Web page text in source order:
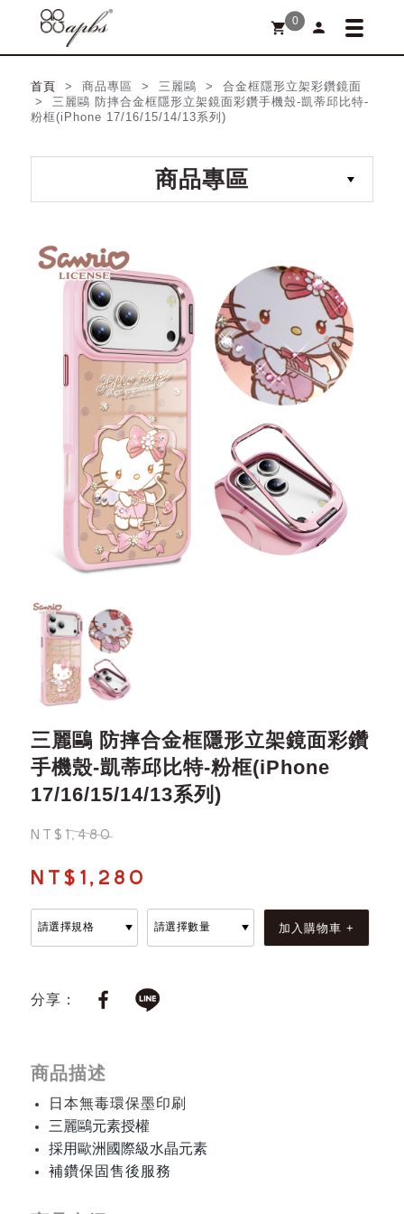
shopping_cart 0 person
首頁
> 商品專區 > 三麗鷗 > 合金框隱形立架彩鑽鏡面
> 三麗鷗 防摔合金框隱形立架鏡面彩鑽手機殼-凱蒂邱比特-
粉框(iPhone 17/16/15/14/13系列)
商品專區
三麗鷗 防摔合金框隱形立架鏡面彩鑽
手機殼-凱蒂邱比特-粉框(iPhone
17/16/15/14/13系列)
NT$1,480
NT$1,280
分享：
商品描述
日本無毒環保墨印刷
三麗鷗元素授權
採用歐洲國際級水晶元素
補鑽保固售後服務